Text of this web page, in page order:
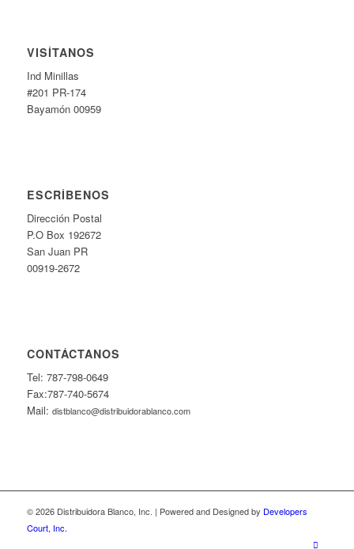
VISÍTANOS
Ind Minillas
#201 PR-174
Bayamón 00959
ESCRÍBENOS
Dirección Postal
P.O Box 192672
San Juan PR
00919-2672
CONTÁCTANOS
Tel: 787-798-0649
Fax:787-740-5674
Mail: distblanco@distribuidorablanco.com
© 2026 Distribuidora Blanco, Inc. | Powered and Designed by Developers
Court, Inc.